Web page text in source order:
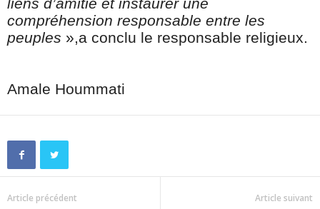
liens d’amitié et instaurer une
compréhension responsable entre les
peuples »,a conclu le responsable religieux.
Amale Hoummati
Article précédent Article suivant